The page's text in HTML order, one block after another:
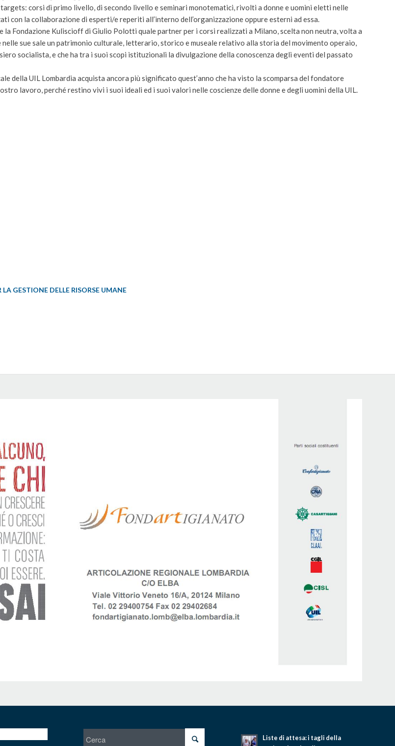
corsi di primo livello, di secondo livello e seminari monotematici, rivolti a donne e uomini eletti nelle
con la collaborazione di esperti/e reperiti all’interno dell’organizzazione oppure esterni ad essa.
la Fondazione Kuliscioff di Giulio Polotti quale partner per i corsi realizzati a Milano, scelta non neutra, volta a
nelle sue sale un patrimonio culturale, letterario, storico e museale relativo alla storia del movimento operaio,
socialista, e che ha tra i suoi scopi istituzionali la divulgazione della conoscenza degli eventi del passato
della UIL Lombardia acquista ancora più significato quest’anno che ha visto la scomparsa del fondatore
lavoro, perché restino vivi i suoi ideali ed i suoi valori nelle coscienze delle donne e degli uomini della UIL.
GESTIONE DELLE RISORSE UMANE
Liste di attesa: i tagli della